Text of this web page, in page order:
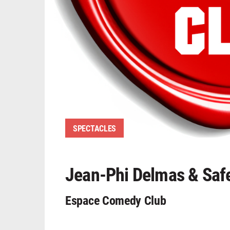
SPECTACLES
Jean-Phi Delmas &
Espace Comedy Club